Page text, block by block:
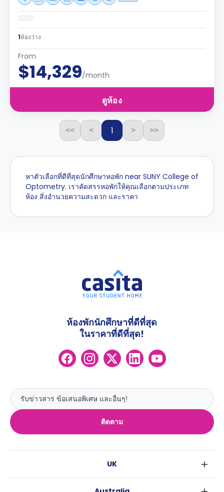
1ห้องว่าง
From
$14,329/month
ดูห้อง
<< < 1 > >>
หาตัวเลือกที่ดีที่สุดนักศึกษาหอพัก near SUNY College of
Optometry. เราคัดสรรหอพักให้คุณเลือกตามประเภท
ห้อง สิ่งอำนวยความสะดวก และราคา
ติดตาม
ห้องพักนักศึกษาที่ดีที่สุด
ในราคาที่ดีที่สุด!
UK